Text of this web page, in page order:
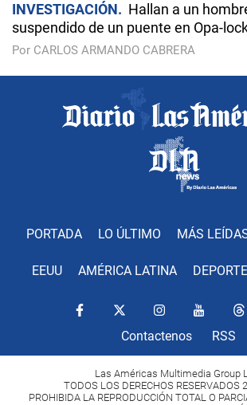
INVESTIGACIÓN
Hallan a un
suspendido de un puente en Opa-
Por CARLOS ARMANDO CABRERA
PORTADA LO ÚLTIMO MÁS
EEUU AMÉRICA LATINA
Contactenos RSS
Las Américas Multimedia Group
TODOS LOS DERECHOS RESERVADOS
PROHIBIDA LA REPRODUCCIÓN TOTAL O